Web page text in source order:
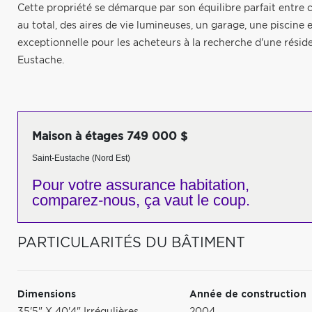
Cette propriété se démarque par son équilibre parfait
au total, des aires de vie lumineuses, un garage, une
exceptionnelle pour les acheteurs à la recherche d'une
Eustache.
Maison à étages 749 000 $
Saint-Eustache (Nord Est)
Pour votre assurance habitation,
comparez-nous, ça vaut le coup.
PARTICULARITÉS DU BÂTIMENT
Dimensions
Année de construction